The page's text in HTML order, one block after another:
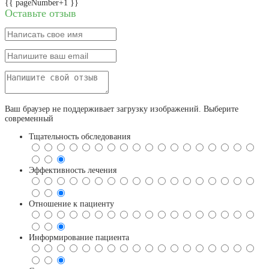
{{ pageNumber+1 }}
Оставьте отзыв
Ваш браузер не поддерживает загрузку изображений. Выберите
современный
Тщательность обследования
Эффективность лечения
Отношение к пациенту
Информирование пациента